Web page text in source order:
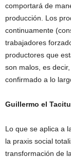
comportará de
producción. Los
continuamente
trabajadores
productores que
son malos, es
confirmado a lo
Guillermo el
Lo que se aplica a
la praxis social
transformación de